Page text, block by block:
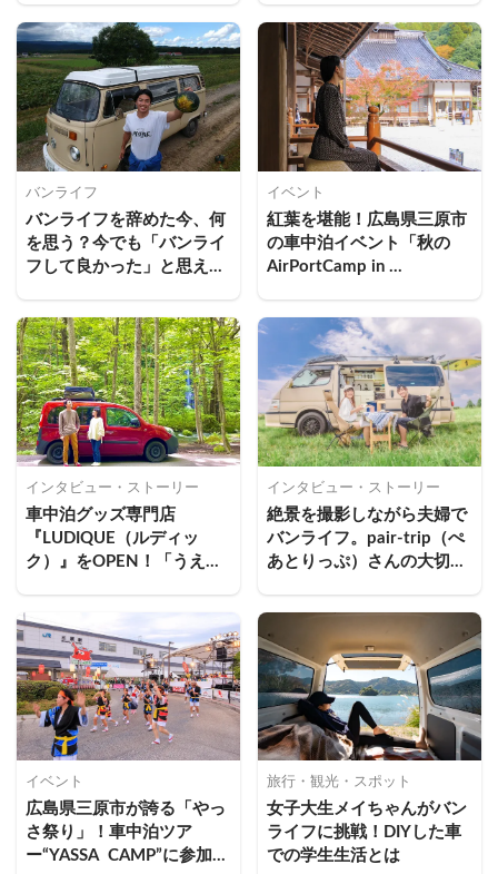
ンタビュー
バンライフ
バンライフを辞めた今、何
を思う？今でも「バンライ
フして良かった」と思える
イベント
紅葉を堪能！広島県三原市
の車中泊イベント「秋の
AirPortCamp in
インタビュー・ストーリー
車中泊グッズ専門店
『LUDIQUE（ルディッ
ク）』をOPEN！「うえだ
インタビュー・ストーリー
絶景を撮影しながら夫婦で
バンライフ。pair-trip（ぺ
あとりっぷ）さんの大切な
イベント
広島県三原市が誇る「やっ
さ祭り」！車中泊ツア
ー“YASSA  CAMP”に参加し
旅行・観光・スポット
女子大生メイちゃんがバン
ライフに挑戦！DIYした車
での学生生活とは